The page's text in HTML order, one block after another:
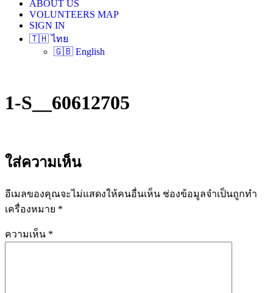
ABOUT US
VOLUNTEERS MAP
SIGN IN
🇹🇭 ไทย
🇬🇧 English
1-S__60612705
ใส่ความเห็น
อีเมลของคุณจะไม่แสดงให้คนอื่นเห็น ช่องข้อมูลจำเป็นถูกทำ
เครื่องหมาย *
ความเห็น *